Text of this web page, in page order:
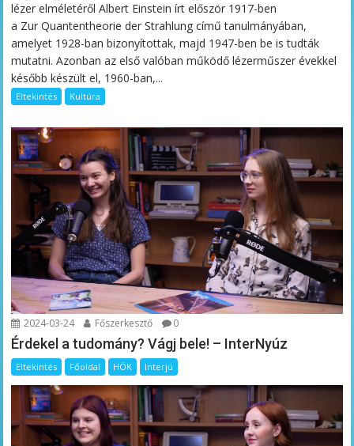
lézer elméletéről Albert Einstein írt először 1917-ben
a Zur Quantentheorie der Strahlung című tanulmányában,
amelyet 1928-ban bizonyítottak, majd 1947-ben be is tudták
mutatni. Azonban az első valóban működő lézerműszer évekkel
később készült el, 1960-ban,...
Eltekintés Kultúra
2024-03-24 Főszerkesztő 0
Érdekel a tudomány? Vágj bele! – InterNyúz
Eltekintés Főoldal HÖK Interjú